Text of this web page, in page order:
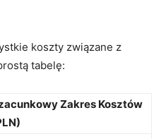
koszty związane z
tabelę:
Zakres Kosztów